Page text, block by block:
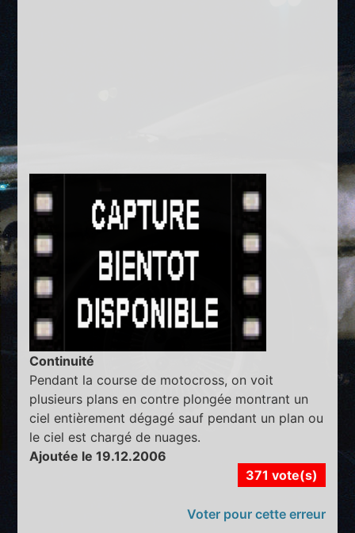
Continuité
Pendant la course de motocross, on voit
plusieurs plans en contre plongée montrant un
ciel entièrement dégagé sauf pendant un plan ou
le ciel est chargé de nuages.
Ajoutée le 19.12.2006
371 vote(s)
Voter pour cette erreur